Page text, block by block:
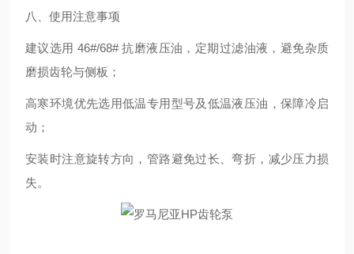
八、使用注意事项
建议选用 46#/68# 抗磨液压油，定期过滤油液，避免杂质
磨损齿轮与侧板；
高寒环境优先选用低温专用型号及低温液压油，保障冷启
动；
安装时注意旋转方向，管路避免过长、弯折，减少压力损
失。